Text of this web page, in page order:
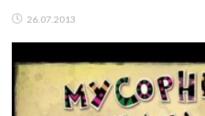
26.07.2013